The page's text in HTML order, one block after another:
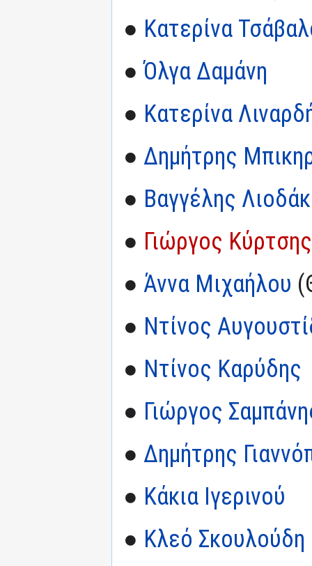
● Κατερίνα
●Όλγα Δαμάνη
● Κατερίνα
● Δημήτρης
● Βαγγέλης
● Γιώργος Κύρτσης
● Άννα Μιχαήλου
● Ντίνος
● Ντίνος Καρύδης
● Γιώργος
● Δημήτρης
● Κάκια Ιγερινού
● Κλεό Σκουλούδη